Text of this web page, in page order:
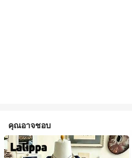
คุณอาจชอบ